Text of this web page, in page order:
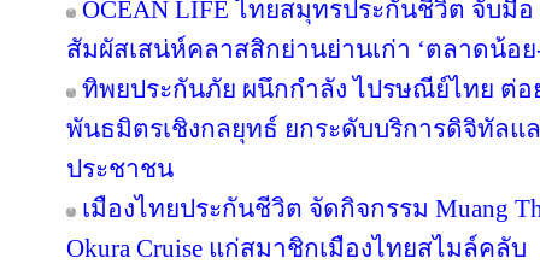
OCEAN LIFE ไทยสมุทรประกันชีวิต จับมือ
สัมผัสเสน่ห์คลาสสิกย่านย่านเก่า ‘ตลาดน้อย
ทิพยประกันภัย ผนึกกำลัง ไปรษณีย์ไทย ต่
พันธมิตรเชิงกลยุทธ์ ยกระดับบริการดิจิทัลแ
ประชาชน
เมืองไทยประกันชีวิต จัดกิจกรรม Muang
Okura Cruise แก่สมาชิกเมืองไทยสไมล์คลับ